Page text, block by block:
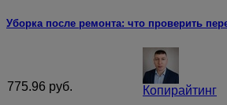
Уборка после ремонта: что проверить
775.96 руб.
Копирайтинг